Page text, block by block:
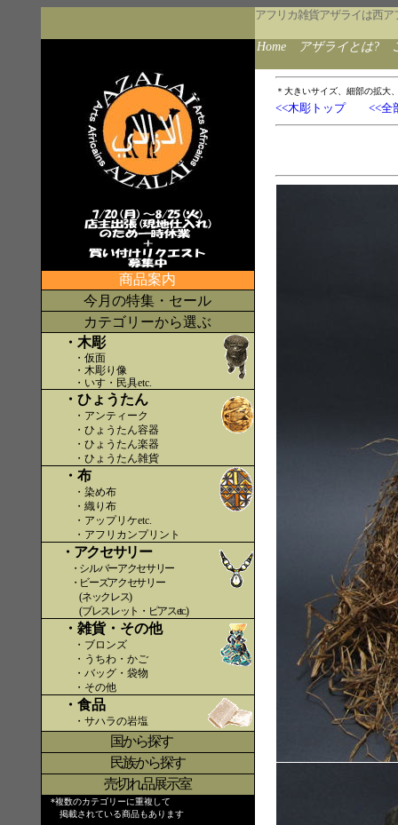
アフリカ雑貨アザライは西
Home アザライとは?
商品案内
今月の特集・セール
カテゴリーから選ぶ
・木彫
・仮面
・木彫り像
・いす・民具etc.
・ひょうたん
・アンティーク
・ひょうたん容器
・ひょうたん楽器
・ひょうたん雑貨
・布
・染め布
・織り布
・アップリケetc.
・アフリカンプリント
・アクセサリー
・シルバーアクセサリー
・ビーズアクセサリー
(ネックレス)
(ブレスレット・ピアスetc.)
・雑貨・その他
・ブロンズ
・うちわ・かご
・バッグ・袋物
・その他
・食品
・サハラの岩塩
国から探す〇
民族から探す
売切れ品展示室
*複数のカテゴリーに重複して
掲載されている商品もあります
＊大きいサイズ、細部の拡大
<<木彫トップ <<全